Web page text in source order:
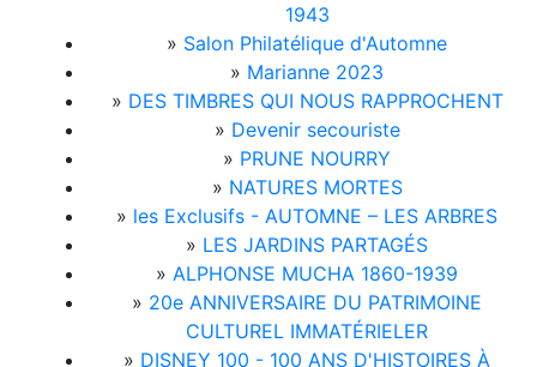
1943
» Salon Philatélique d'Automne
» Marianne 2023
» DES TIMBRES QUI NOUS RAPPROCHENT
» Devenir secouriste
» PRUNE NOURRY
» NATURES MORTES
» les Exclusifs - AUTOMNE – LES ARBRES
» LES JARDINS PARTAGÉS
» ALPHONSE MUCHA 1860-1939
» 20e ANNIVERSAIRE DU PATRIMOINE
CULTUREL IMMATÉRIELER
» DISNEY 100 - 100 ANS D'HISTOIRES À